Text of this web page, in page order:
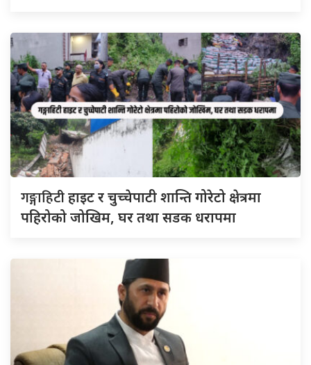
गङ्गाहिटीहाइट र चुच्चेपाटी शान्ति गोरेटो क्षेत्रमा
पहिरोको जोखिम, घर तथा सडक धरापमा